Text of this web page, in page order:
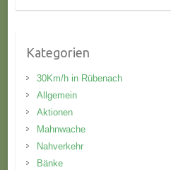
Kategorien
30Km/h in Rübenach
Allgemein
Aktionen
Mahnwache
Nahverkehr
Bänke